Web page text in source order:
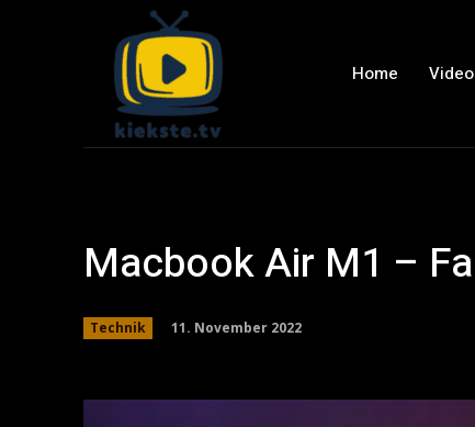
Home
Macbook Air M1 –
Technik 11. November 2022